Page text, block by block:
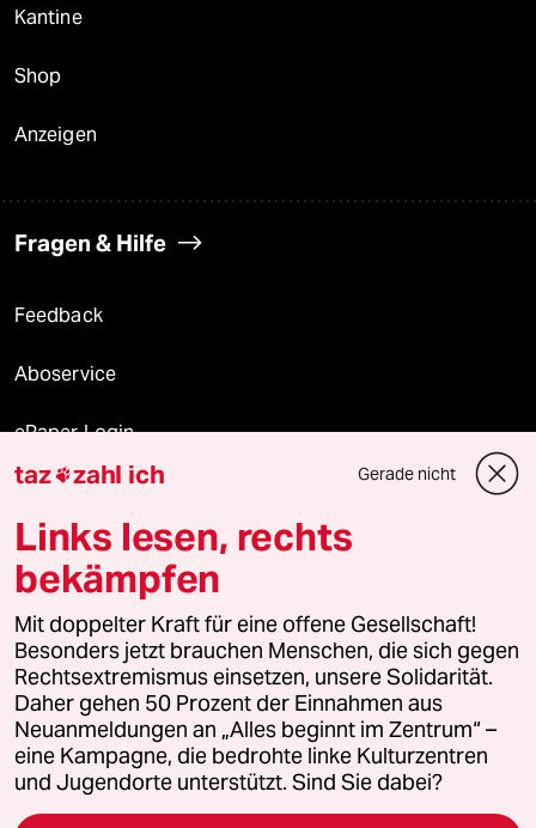
Kantine
Shop
Anzeigen
Fragen & Hilfe
Feedback
Aboservice
ePaper Login
Downloads für Abonnierende
© 2026 taz Verlags und Vertriebs GmbH
Alle Rechte vorbehalten. Bei rechtlichen Fragen oder für Genehmigungen
wenden Sie sich bitte an
lizenzen@taz.de
Feedback Redaktionsstatut Kommune-Richtlinien
Leitlinie Informant Datenschutz Impressum AGB
taz zahl ich Gerade nicht
Links lesen, rechts
bekämpfen
Mit doppelter Kraft für eine offene Gesellschaft!
Besonders jetzt brauchen Menschen, die sich gegen
Rechtsextremismus einsetzen, unsere Solidarität.
Daher gehen 50 Prozent der Einnahmen aus
Neuanmeldungen an „Alles beginnt im Zentrum“ –
eine Kampagne, die bedrohte linke Kulturzentren
und Jugendorte unterstützt. Sind Sie dabei?